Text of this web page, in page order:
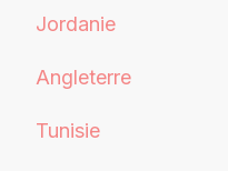
Jordanie
Angleterre
Tunisie